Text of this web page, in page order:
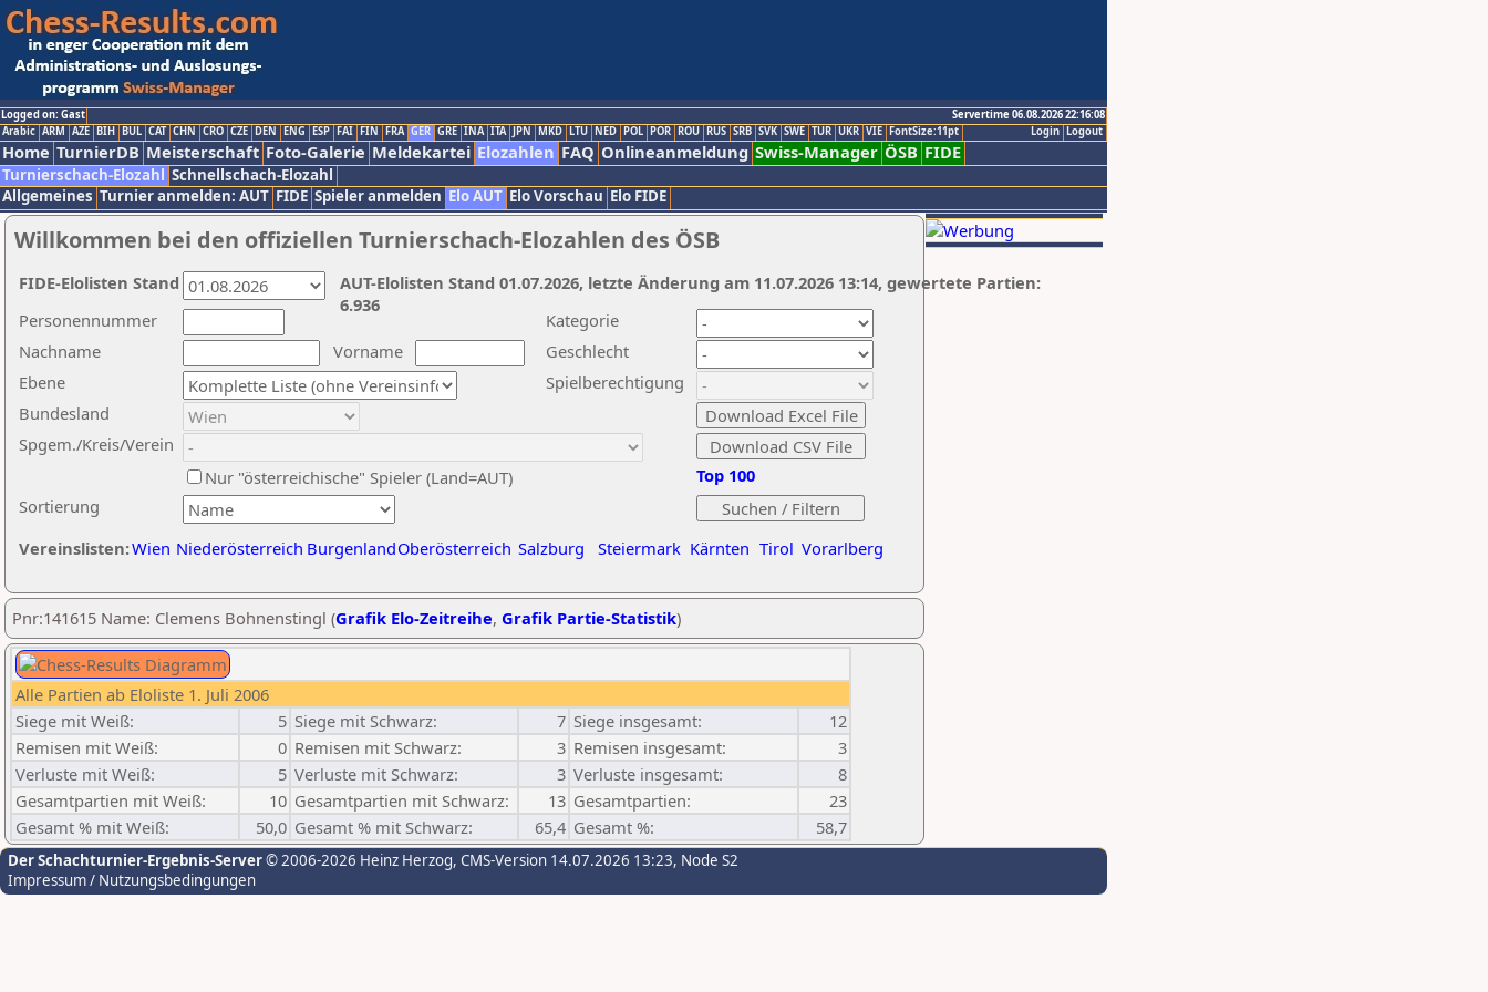
Logged on: Gast
Servertime 06.08.2026 22:16:08
Logout
Login
Arabic ARM AZE BIH BUL CAT CHN CRO CZE DEN ENG ESP FAI FIN FRA GER GRE INA ITA JPN MKD LTU NED POL POR ROU RUS SRB SVK SWE TUR UKR VIE FontSize:11pt
Home TurnierDB Meisterschaft Foto-Galerie Meldekartei Elozahlen FAQ Onlineanmeldung Swiss-Manager ÖSB FIDE
Turnierschach-Elozahl Schnellschach-Elozahl
Allgemeines Turnier anmelden: AUT FIDE Spieler anmelden Elo AUT Elo Vorschau Elo FIDE
Willkommen bei den offiziellen Turnierschach-Elozahlen des ÖSB
Nachname
Vorname
Ebene
Kategorie
Sortierung
Personennummer
Bundesland
Spgem./Kreis/Verein
Geschlecht
Nur "österreichische" Spieler (Land=AUT)
Spielberechtigung
Vereinslisten:Wien Niederösterreich BurgenlandOberösterreich Salzburg Steiermark Kärnten Tirol Vorarlberg
Top 100
AUT-Elolisten Stand 01.07.2026, letzte Änderung am 11.07.2026 13:14, gewertete Partien:
6.936
FIDE-Elolisten Stand
Pnr:141615 Name: Clemens Bohnenstingl (Grafik Elo-Zeitreihe, Grafik Partie-Statistik)
Alle Partien ab Eloliste 1. Juli 2006
Siege mit Weiß:
5 Siege mit Schwarz: 7 Siege insgesamt:
12
Remisen mit Weiß:
0 Remisen mit Schwarz: 3 Remisen insgesamt:
3
Verluste mit Weiß:
5 Verluste mit Schwarz: 3 Verluste insgesamt:
8
Gesamtpartien mit Weiß:
10 Gesamtpartien mit Schwarz: 13 Gesamtpartien:
23
Gesamt % mit Weiß:
50,0 Gesamt % mit Schwarz: 65,4 Gesamt %: 58,7
Der Schachturnier-Ergebnis-Server© 2006-2026 Heinz Herzog, CMS-Version 14.07.2026 13:23, Node S2
Impressum / Nutzungsbedingungen